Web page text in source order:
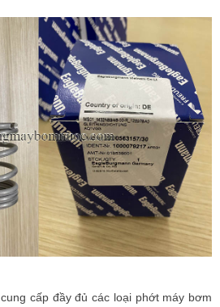
cung cấp đầy đủ các loại phớt máy bơm